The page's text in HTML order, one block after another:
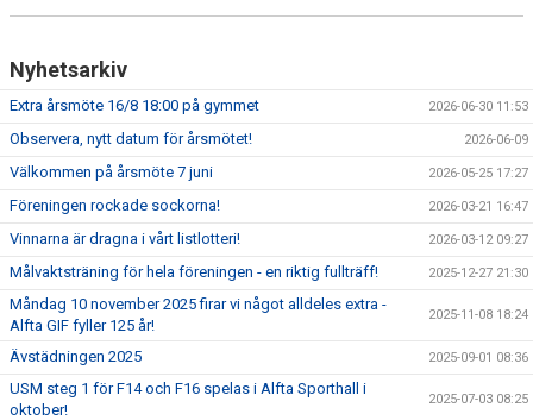
Nyhetsarkiv
Extra årsmöte 16/8 18:00 på gymmet 2026-06-30 11:53
Observera, nytt datum för årsmötet! 2026-06-09
Välkommen på årsmöte 7 juni 2026-05-25 17:27
Föreningen rockade sockorna! 2026-03-21 16:47
Vinnarna är dragna i vårt listlotteri! 2026-03-12 09:27
Målvaktsträning för hela föreningen - en riktig fullträff! 2025-12-27 21:30
Måndag 10 november 2025 firar vi något alldeles extra -
Alfta GIF fyller 125 år!
2025-11-08 18:24
Ävstädningen 2025 2025-09-01 08:36
USM steg 1 för F14 och F16 spelas i Alfta Sporthall i
oktober!
2025-07-03 08:25